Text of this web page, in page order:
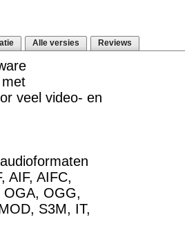
Alle versies Reviews
veel video- en
AIF, AIFC,
OGA, OGG,
S3M, IT,